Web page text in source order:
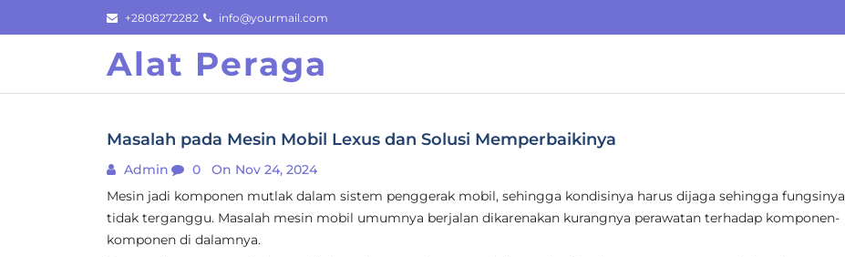
to
+2808272282 info@yourmail.com
Alat Peraga
Masalah pada Mesin Mobil Lexus dan Solusi Memperbaikinya
Admin 0
On Nov 24, 2024
Mesin jadi komponen mutlak dalam sistem penggerak mobil, sehingga kondisinya harus dijaga sehingga fungsinya
tidak terganggu. Masalah mesin mobil umumnya berjalan dikarenakan kurangnya perawatan terhadap komponen-
komponen di dalamnya.